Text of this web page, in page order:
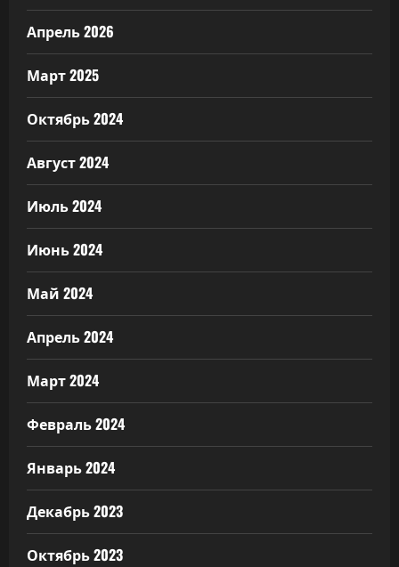
Апрель 2026
Март 2025
Октябрь 2024
Август 2024
Июль 2024
Июнь 2024
Май 2024
Апрель 2024
Март 2024
Февраль 2024
Январь 2024
Декабрь 2023
Октябрь 2023